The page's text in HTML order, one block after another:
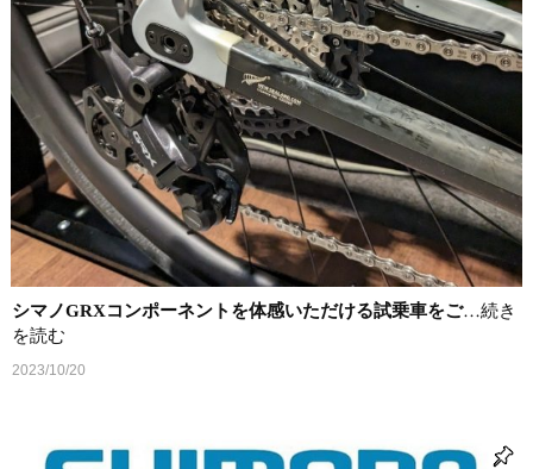
シマノGRXコンポーネントを体感いただける試乗車をご…続き
を読む
2023/10/20